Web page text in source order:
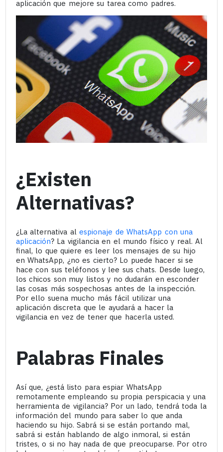
aplicación que mejore su tarea como padres.
¿Existen
Alternativas?
¿La alternativa alespionaje de WhatsApp con una
aplicación? La vigilancia en el mundo físico y real. Al
final, lo que quiere es leer los mensajes de su hijo
en WhatsApp, ¿no es cierto? Lo puede hacer si se
hace con sus teléfonos y lee sus chats. Desde luego,
los chicos son muy listos y no dudarán en esconder
las cosas más sospechosas antes de la inspección.
Por ello suena mucho más fácil utilizar una
aplicación discreta que le ayudará a hacer la
vigilancia en vez de tener que hacerla usted.
Palabras Finales
Así que, ¿está listo para espiar WhatsApp
remotamente empleando su propia perspicacia y una
herramienta de vigilancia? Por un lado, tendrá toda la
información del mundo para saber lo que anda
haciendo su hijo. Sabrá si se están portando mal,
sabrá si están hablando de algo inmoral, si están
tristes, o si no hay nada de que preocuparse. Por otro